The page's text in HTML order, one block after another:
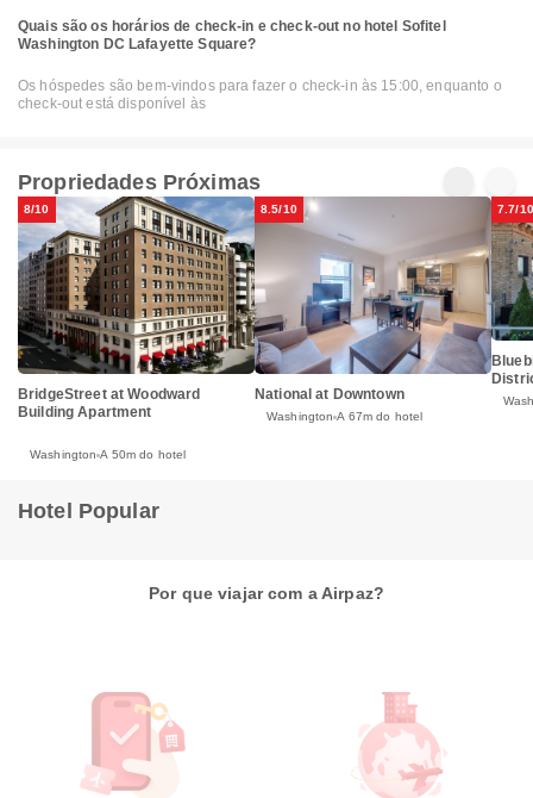
Quais são os horários de check-in e check-out no hotel Sofitel
Washington DC Lafayette Square?
Os hóspedes são bem-vindos para fazer o check-in às 15:00, enquanto o
check-out está disponível às
Propriedades Próximas
8/10
BridgeStreet at Woodward
Building Apartment
Washington A 50m do hotel
8.5/10
National at Downtown
Washington A 67m do hotel
7.7/10
Hotel Popular
Por que viajar com a Airpaz?